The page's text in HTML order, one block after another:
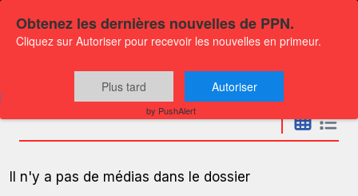
Communiqués
Il n'y a pas de médias dans le dossier
Obtenez les dernières nouvelles de PPN.
Cliquez sur Autoriser pour recevoir les nouvelles en primeur.
Plus tard Autoriser
by PushAlert